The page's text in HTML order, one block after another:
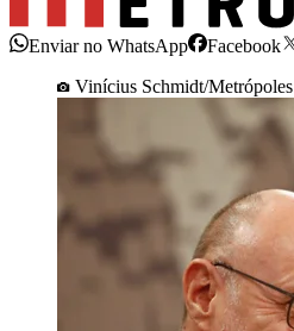
Enviar no WhatsApp Facebook
Vinícius Schmidt/Metrópoles